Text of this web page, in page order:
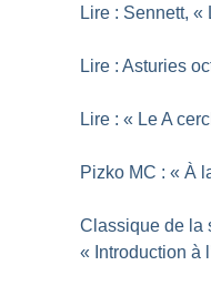
Lire : Sennett, «
Lire : Asturies
Lire : « Le A
Pizko MC : « À
Classique de la
« Introduction à